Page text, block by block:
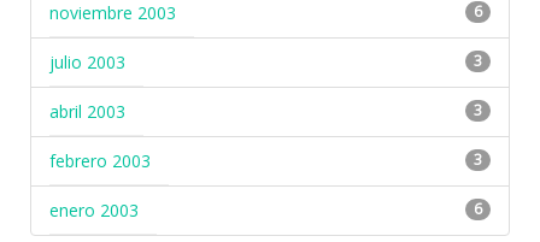
noviembre 2003 6
julio 2003 3
abril 2003 3
febrero 2003 3
enero 2003 6